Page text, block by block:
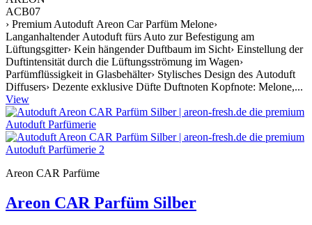
ACB07
› Premium Autoduft Areon Car Parfüm Melone›
Langanhaltender Autoduft fürs Auto zur Befestigung am
Lüftungsgitter› Kein hängender Duftbaum im Sicht› Einstellung der
Duftintensität durch die Lüftungsströmung im Wagen›
Parfümflüssigkeit in Glasbehälter› Stylisches Design des Autoduft
Diffusers› Dezente exklusive Düfte Duftnoten Kopfnote: Melone,...
View
Areon CAR Parfüme
Areon CAR Parfüm Silber